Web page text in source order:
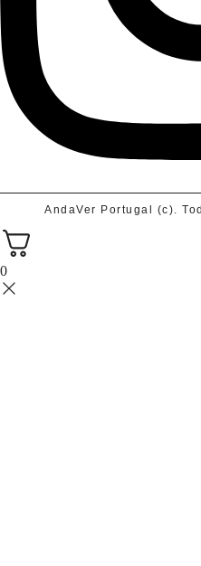
AndaVer Portugal (c).
0